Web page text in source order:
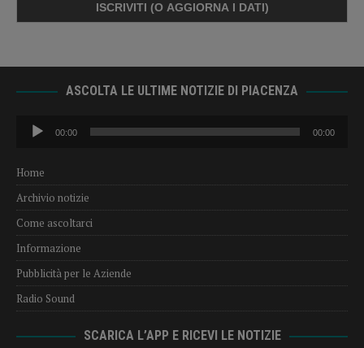
ASCOLTA LE ULTIME NOTIZIE DI PIACENZA
Audio
Player
00:00 00:00
Home
Archivio notizie
Come ascoltarci
Informazione
Pubblicità per le Aziende
Radio Sound
SCARICA L’APP E RICEVI LE NOTIZIE